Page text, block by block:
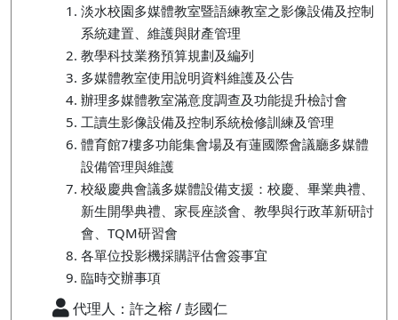
淡水校園多媒體教室暨語練教室之影像設備及控制
系統建置、維護與財產管理
教學科技業務預算規劃及編列
多媒體教室使用說明資料維護及公告
辦理多媒體教室滿意度調查及功能提升檢討會
工讀生影像設備及控制系統檢修訓練及管理
體育館7樓多功能集會場及有蓮國際會議廳多媒體
設備管理與維護
校級慶典會議多媒體設備支援：校慶、畢業典禮、
新生開學典禮、家長座談會、教學與行政革新研討
會、TQM研習會
各單位投影機採購評估會簽事宜
臨時交辦事項
代理人：許之榕 / 彭國仁